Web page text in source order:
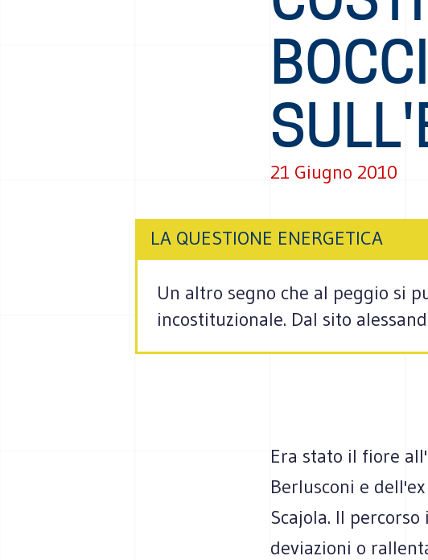
21 Giugno 2010
LA QUESTIONE ENERGETICA
Un altro segno che al peggio si
incostituzionale. Dal sito
Era stato il fiore
Berlusconi e
Scajola. Il
deviazioni o